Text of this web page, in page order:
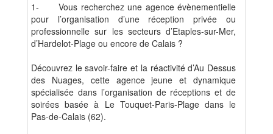
1-
Vous recherchez une agence évènementielle
pour l’organisation d’une réception privée ou
professionnelle sur les secteurs d’Etaples-sur-Mer,
d’Hardelot-Plage ou encore de Calais ?
Découvrez le savoir-faire et la réactivité d’Au Dessus
des Nuages, cette agence jeune et dynamique
spécialisée dans l’organisation de réceptions et de
soirées basée à Le Touquet-Paris-Plage dans le
Pas-de-Calais (62).